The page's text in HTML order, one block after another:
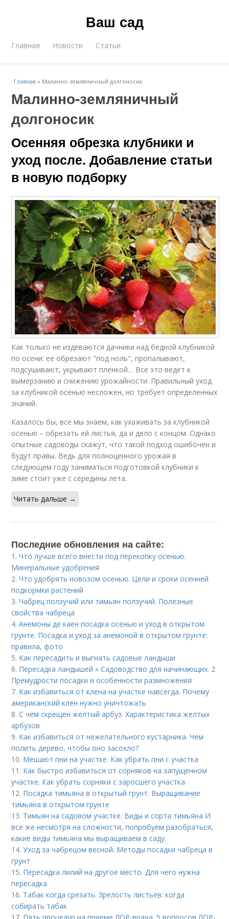
Ваш сад
Главная Новости Статьи
Главная » Малинно-земляничный долгоносик
Малинно-земляничный
долгоносик
Осенняя обрезка клубники и
уход после. Добавление статьи
в новую подборку
Как только не издеваются дачники над бедной клубникой
по осени: ее обрезают "под ноль", пропалывают,
подсушивают, укрывают пленкой… Все это ведет к
вымерзанию и снижению урожайности. Правильный уход
за клубникой осенью несложен, но требует определенных
знаний.
Казалось бы, все мы знаем, как ухаживать за клубникой
осенью – обрезать ей листья, да и дело с концом. Однако
опытные садоводы скажут, что такой подход ошибочен и
будут правы. Ведь для полноценного урожая в
следующем году заниматься подготовкой клубники к
зиме стоит уже с середины лета.
Читать дальше →
Последние обновления на сайте:
1.Что лучше всего внести под перекопку осенью.
Минеральные удобрения
2.Что удобрять новозом осенью. Цели и сроки осенней
подкормки растений
3.Чабрец ползучий или тимьян ползучий. Полезные
свойства чабреца
4.Анемоны де каен посадка осенью и уход в открытом
грунте. Посадка и уход за анемоной в открытом грунте:
правила, фото
5. Как пересадить и выгнать садовые ландыши
6. Пересадка ландышей » Садоводство для начинающих. 2
Премудрости посадки и особенности размножения
7. Как избавиться от клена на участке навсегда. Почему
американский клен нужно уничтожать
8.С чем скрещен желтый арбуз. Характеристика желтых
арбузов
9. Как избавиться от нежелательного кустарника. Чем
полить дерево, чтобы оно засохло?
10. Мешают пни на участке. Как убрать пни с участка
11. Как быстро избавиться от сорняков на запущенном
участке. Как убрать сорняки с заросшего участка
12. Посадка тимьяна в открытый грунт. Выращивание
тимьяна в открытом грунте
13. Тимьян на садовом участке. Виды и сорта тимьяна И
все же несмотря на сложности, попробуем разобраться,
какие виды тимьяна мы выращиваем в саду.
14.Уход за чабрецом весной. Методы посадки чабреца в
грунт
15. Пересадка лилий на другое место. Для чего нужна
пересадка
16. Табак когда срезать. Зрелость листьев: когда
собирать табак